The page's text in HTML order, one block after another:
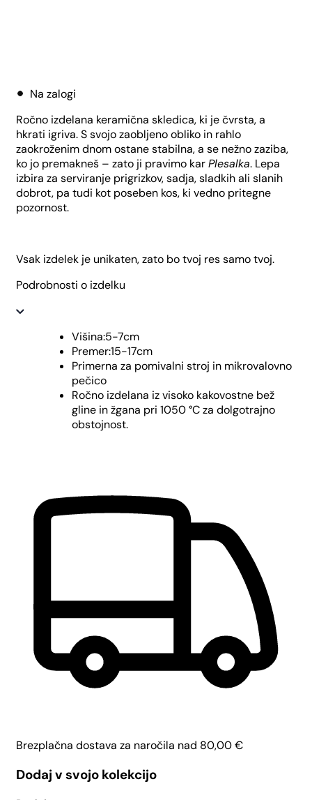
Na zalogi
Ročno izdelana keramična skledica, ki je čvrsta, a
hkrati igriva. S svojo zaobljeno obliko in rahlo
zaokroženim dnom ostane stabilna, a se nežno zaziba,
ko jo premakneš – zato ji pravimo karPlesalka. Lepa
izbira za serviranje prigrizkov, sadja, sladkih ali slanih
dobrot, pa tudi kot poseben kos, ki vedno pritegne
pozornost.
Vsak izdelek je unikaten, zato bo tvoj res samo tvoj.
Podrobnosti o izdelku
Višina:5-7cm
Premer:15-17cm
Primerna za pomivalni stroj in mikrovalovno
pečico
Ročno izdelana iz visoko kakovostne bež
gline in žgana pri 1050 °C za dolgotrajno
obstojnost.
Brezplačna dostava za naročila nad 80,00€
Dodaj v svojo kolekcijo